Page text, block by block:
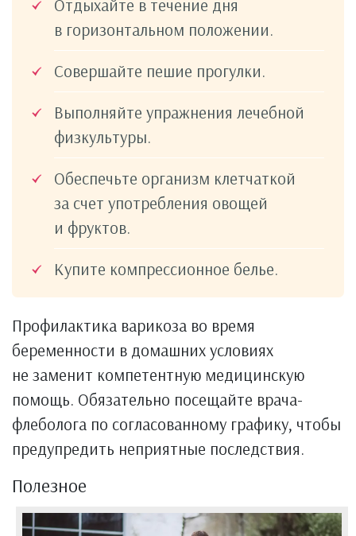
Отдыхайте в течение дня
в горизонтальном положении.
Совершайте пешие прогулки.
Выполняйте упражнения лечебной
физкультуры.
Обеспечьте организм клетчаткой
за счет употребления овощей
и фруктов.
Купите компрессионное белье.
Профилактика варикоза во время
беременности в домашних условиях
не заменит компетентную медицинскую
помощь. Обязательно посещайте врача-
флеболога по согласованному графику, чтобы
предупредить неприятные последствия.
Полезное